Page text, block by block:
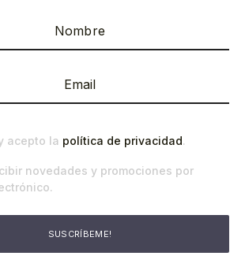
acepto la política de privacidad.
novedades y promociones por